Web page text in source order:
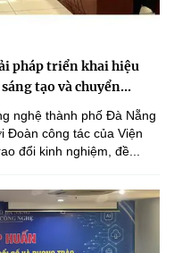
pháp triển khai hiệu
tạo và chuyển...
nghệ thành phố Đà Nẵng
Đoàn công tác của Viện
đổi kinh nghiệm, đề...